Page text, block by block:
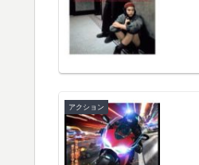
アクション